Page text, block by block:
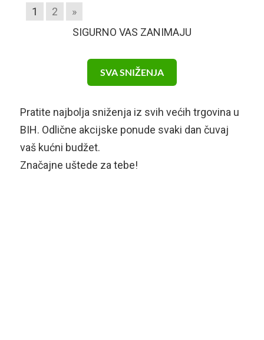
1 2
»
SIGURNO VAS ZANIMAJU
SVA SNIŽENJA
Pratite najbolja sniženja iz svih većih trgovina u
BIH. Odlične akcijske ponude svaki dan čuvaj
vaš kućni budžet.
Značajne uštede za tebe!